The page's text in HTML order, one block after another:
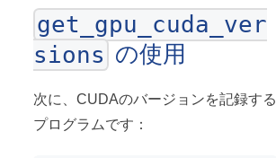
get_gpu_cuda_ver
sions の使用
次に、CUDAのバージョンを記録する
プログラムです：